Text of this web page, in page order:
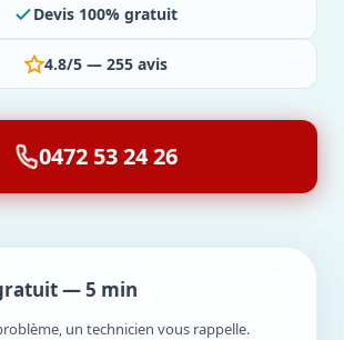
Devis 100% gratuit
4.8/5 — 255 avis
0472 53 24 26
— 5 min
un technicien vous rappelle.